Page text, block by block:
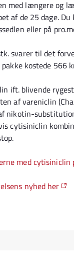
med længere og
af de 25 dage. Du
eller på
svarer til det
kostede 566
ift. blivende
af vareniclin
nikotin-
cytisiniclin
med cytisiniclin
nyhed her